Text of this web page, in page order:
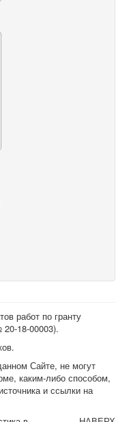
работ по гранту
20-18-00003).
Сайте, не могут
каким-либо способом,
и ссылки на